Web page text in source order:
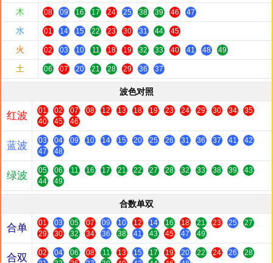
木 08 09 16 17 24 25 38 39 46 47
水 01 14 15 22 23 30 31 44 45
火 02 03 10 11 18 19 32 33 40 41 48 49
土 06 07 20 21 28 29 36 37
波色对照
红波 01 02 07 08 12 13 18 19 23 24 29 30 34
35
40
45 46
蓝波 03 04 09 10 14 15 20 25 26 31 36 37 41
42
47
48
绿波 05 06 11 16 17 21 22 27 28 32 33 38 39
43
44
49
合数单双
合单 01 03 05 07 09 10 12 14 16 18 21 23 25
27
29
30 32 34 36 38 41 43 45 47 49
合双 02 04 06 08 11 13 15 17 19 20 22 24 26
28